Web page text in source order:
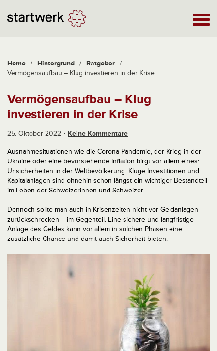
Home / Hintergrund / Ratgeber /
Vermögensaufbau – Klug investieren in der Krise
Vermögensaufbau – Klug
investieren in der Krise
25. Oktober 2022 Keine Kommentare
Ausnahmesituationen wie die Corona-Pandemie, der Krieg in der
Ukraine oder eine bevorstehende Inflation birgt vor allem eines:
Unsicherheiten in der Weltbevölkerung. Kluge Investitionen und
Kapitalanlagen sind ohnehin schon längst ein wichtiger Bestandteil
im Leben der Schweizerinnen und Schweizer.
Dennoch sollte man auch in Krisenzeiten nicht vor Geldanlagen
zurückschrecken – im Gegenteil: Eine sichere und langfristige
Anlage des Geldes kann vor allem in solchen Phasen eine
zusätzliche Chance und damit auch Sicherheit bieten.